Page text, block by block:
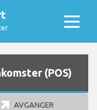
(POS)
AVGANGER